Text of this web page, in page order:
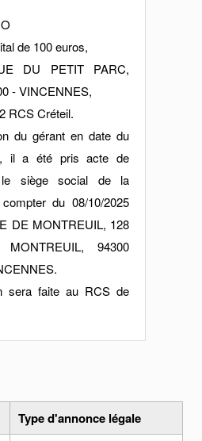
de 100 euros,
DU PETIT PARC,
- VINCENNES,
RCS Créteil.
du gérant en date du
il a été pris acte de
le siège social de la
du 08/10/2025
DE MONTREUIL, 128
94300
sera faite au RCS de
Type d'annonce légale